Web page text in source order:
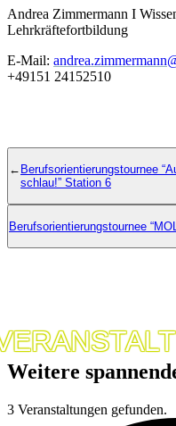
Andrea Zimmermann I
Lehrkräftefortbildung
E-Mail:
+49151 24152510
← Berufsorientierungstournee
schlau!” Station 6
Berufsorientierungstournee
Weitere
3 Veranstaltungen gefunden.